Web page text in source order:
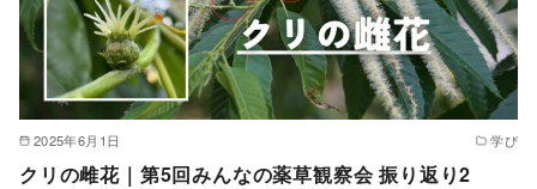
2025年6月1日 学び
クリの雌花｜第5回みんなの薬草観察会 振り返り2